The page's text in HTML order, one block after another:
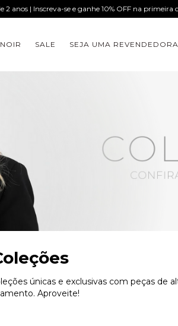
2 anos | Inscreva-se e ganhe 10% OFF na primeira
SALE SEJA UMA REVENDEDORA
únicas e exclusivas com peças de
Aproveite!